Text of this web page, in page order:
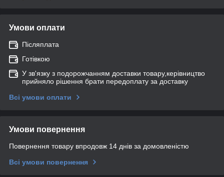
Умови оплати
Післяплата
Готівкою
У зв'язку з подорожчанням доставки товару,керівництво
прийняло рішення брати передоплату за доставку
Всі умови оплати
Умови повернення
Повернення товару впродовж 14 днів за домовленістю
Всі умови повернення